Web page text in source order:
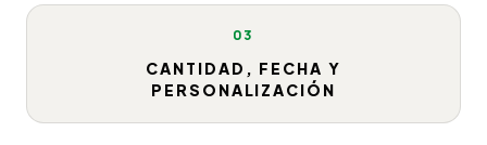
03
CANTIDAD, FECHA Y
PERSONALIZACIÓN